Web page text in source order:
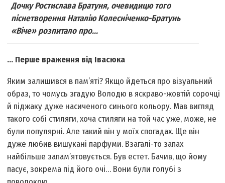
Дочку Ростислава Братуня, очевидицю того
піснетворення Наталію Колесніченко-Братунь
«Віче» розпитало про...
... Перше враження від Івасюка
Яким залишився в пам’яті? Якщо йдеться про візуальний
образ, то чомусь згадую Володю в яскраво-жовтій сорочці
й піджаку дуже насиченого синього кольору. Мав вигляд
такого собі стиляги, хоча стиляги на той час уже, може, не
були популярні. Але такий він у моїх спогадах. Ще він
дуже любив вишукані парфуми. Взагалі-то запах
найбільше запам’ятовується. Був естет. Бачив, що йому
пасує, зокрема під його очі… Вони були голубі з